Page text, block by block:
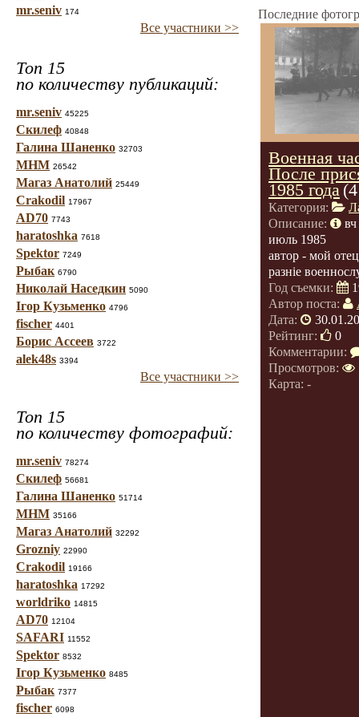
mr.seniv 174
Все участники >>
Топ 15
по количеству публикаций:
mr.seniv 45225
Скилеф 40848
Галина Шаненко 32703
МНМ 26542
Магаз Анатолий 25449
Crakodil 17967
AD70 7743
haratoshka 7618
Spektor 7249
Рыбак 6790
Николай Наседкин 5090
Ігор Кузьменко 4796
fischer 4401
Борис Ассеев 3722
alek48s 3394
Все участники >>
Топ 15
по количеству фотографий:
mr.seniv 78274
Скилеф 56681
Галина Шаненко 51714
МНМ 35166
Магаз Анатолий 32292
Grozniy 22990
Crakodil 19166
haratoshka 17292
worldriko 14815
AD70 12104
SAFARI 11552
Spektor 8532
Ігор Кузьменко 8485
Рыбак 7377
fischer 6098
Последние
Военная
После
1985 года
Категория:
Описание:
июль 1985
автор - мой отец
разніе
Год съемки:
Автор поста:
Дата:
Рейтинг:
0
Комментарии:
Просмотров:
Карта: -